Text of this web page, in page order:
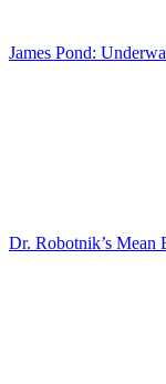
James Pond:
Dr. Robotnik’s Mean